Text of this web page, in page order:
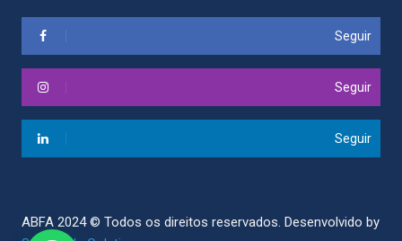
Seguir
Seguir
Seguir
ABFA 2024 © Todos os direitos reservados. Desenvolvido by